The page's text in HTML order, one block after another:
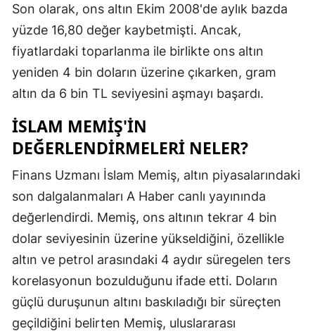
Kars
Kırşehir
Kocaeli
Konya
Kütahya
Malatya
Manisa
Son olarak, ons altın Ekim 2008'de aylık bazda
yüzde 16,80 değer kaybetmişti. Ancak,
fiyatlardaki toparlanma ile birlikte ons altın
yeniden 4 bin doların üzerine çıkarken, gram
altın da 6 bin TL seviyesini aşmayı başardı.
İSLAM MEMIŞ'IN
DEĞERLENDIRMELERI NELER?
Finans Uzmanı İslam Memiş, altın piyasalarındaki
son dalgalanmaları A Haber canlı yayınında
değerlendirdi. Memiş, ons altının tekrar 4 bin
dolar seviyesinin üzerine yükseldiğini, özellikle
altın ve petrol arasındaki 4 aydır süregelen ters
korelasyonun bozulduğunu ifade etti. Doların
güçlü duruşunun altını baskıladığı bir süreçten
geçildiğini belirten Memiş, uluslararası